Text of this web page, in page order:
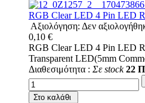
RGB Clear LED 4 Pin LED
Αξιολόγηση: Δεν
0,10 €
RGB Clear LED 4 Pin LED
Transparent LED(5mm
Διαθεσιμότητα : Σε stock 22
Στο καλάθι